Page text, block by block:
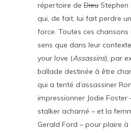
répertoire de Dieu Stephen
qui, de fait, lui fait perdre
force. Toutes ces chansons
sens que dans leur
your love (Assassins), par
ballade destinée à être
qui a tenté d’assassiner
impressionner Jodie Foster
stalker acharné – et la
Gerald Ford – pour plaire à